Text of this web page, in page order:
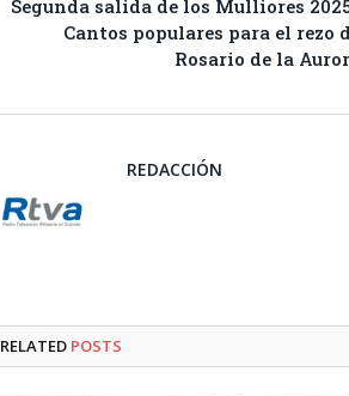
Segunda salida de los Mulliores
Cantos populares para el rezo
Rosario de la
REDACCIÓN
RELATED POSTS